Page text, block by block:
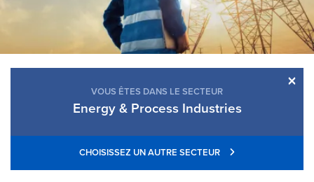
×
VOUS ÊTES DANS LE SECTEUR
Energy & Process Industries
CHOISISSEZ UN AUTRE SECTEUR